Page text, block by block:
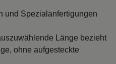
und Spezialanfertigungen
Länge bezieht
ohne aufgesteckte